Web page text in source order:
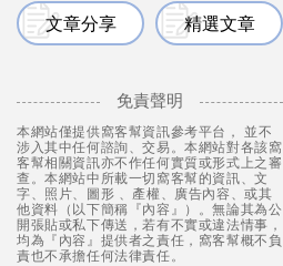
文章分享 精選文章
免責聲明
本網站僅提供窩客幫資訊參考平台， 並不
涉入其中任何諮詢、交易。本網站對各該窩
客幫相關資訊亦不作任何實質或形式上之審
查。本網站中所載一切窩客幫的資訊、文
字、照片、圖形 、產權、廣告內容、或其
他資料（以下簡稱『內容』）。無論其為公
開張貼或私下傳送，若有不實或違法情事，
均為『內容』提供者之責任，窩客幫概不負
責也不承擔任何法律責任。